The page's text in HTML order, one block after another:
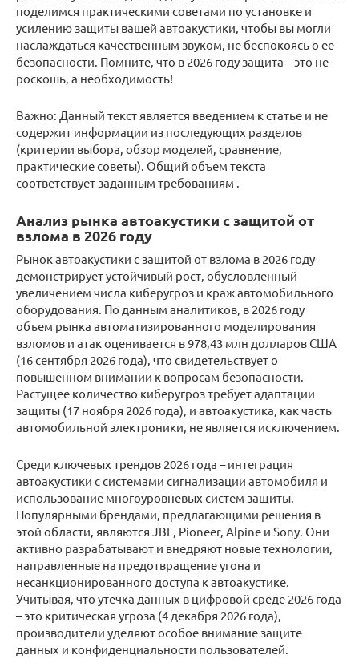
поделимся практическими советами по установке и
усилению защиты вашей автоакустики, чтобы вы могли
наслаждаться качественным звуком, не беспокоясь о ее
безопасности. Помните, что в 2026 году защита – это не
роскошь, а необходимость!
Важно: Данный текст является введением к статье и не
содержит информации из последующих разделов
(критерии выбора, обзор моделей, сравнение,
практические советы). Общий объем текста
соответствует заданным требованиям .
Анализ рынка автоакустики с защитой от
взлома в 2026 году
Рынок автоакустики с защитой от взлома в 2026 году
демонстрирует устойчивый рост, обусловленный
увеличением числа киберугроз и краж автомобильного
оборудования. По данным аналитиков, в 2026 году
объем рынка автоматизированного моделирования
взломов и атак оценивается в 978,43 млн долларов США
(16 сентября 2026 года), что свидетельствует о
повышенном внимании к вопросам безопасности.
Растущее количество киберугроз требует адаптации
защиты (17 ноября 2026 года), и автоакустика, как часть
автомобильной электроники, не является исключением.
Среди ключевых трендов 2026 года – интеграция
автоакустики с системами сигнализации автомобиля и
использование многоуровневых систем защиты.
Популярными брендами, предлагающими решения в
этой области, являются JBL, Pioneer, Alpine и Sony. Они
активно разрабатывают и внедряют новые технологии,
направленные на предотвращение угона и
несанкционированного доступа к автоакустике.
Учитывая, что утечка данных в цифровой среде 2026 года
– это критическая угроза (4 декабря 2026 года),
производители уделяют особое внимание защите
данных и конфиденциальности пользователей.